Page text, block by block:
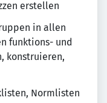
erstellen
in allen
funktions- und
konstruieren,
Normlisten